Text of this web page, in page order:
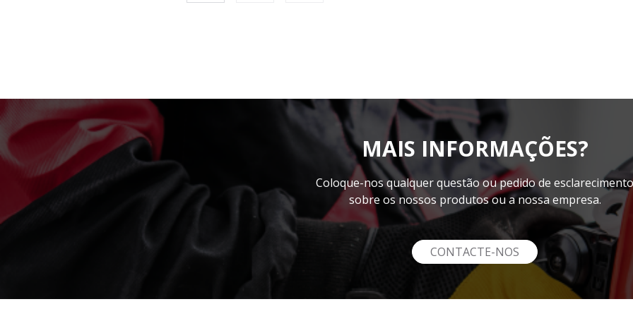
MAIS INFORMAÇÕES?
Coloque-nos qualquer questão ou pedido de esclarecimento
sobre os nossos produtos ou a nossa empresa.
CONTACTE-NOS